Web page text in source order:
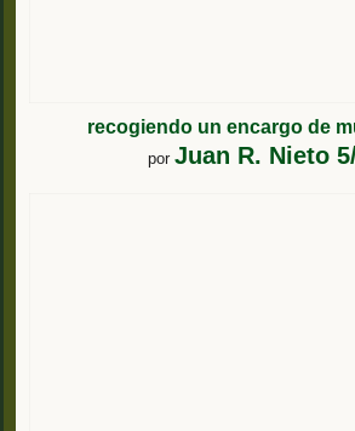
recogiendo un encargo de
por Juan R. Nieto